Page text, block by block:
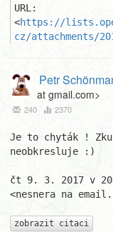
URL:
<https://
cz/attachments/
Petr
at gmail.com>
240 2370
Je to chyták !
neobkresluje :)
čt 9. 3. 2017 v
<nesnera na
zobrazit citaci